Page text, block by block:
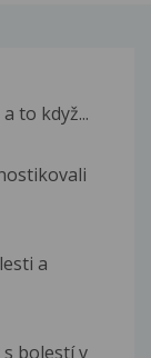
to když...
a
bolestí v